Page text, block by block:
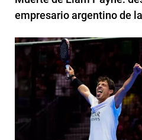
empresario argentino de